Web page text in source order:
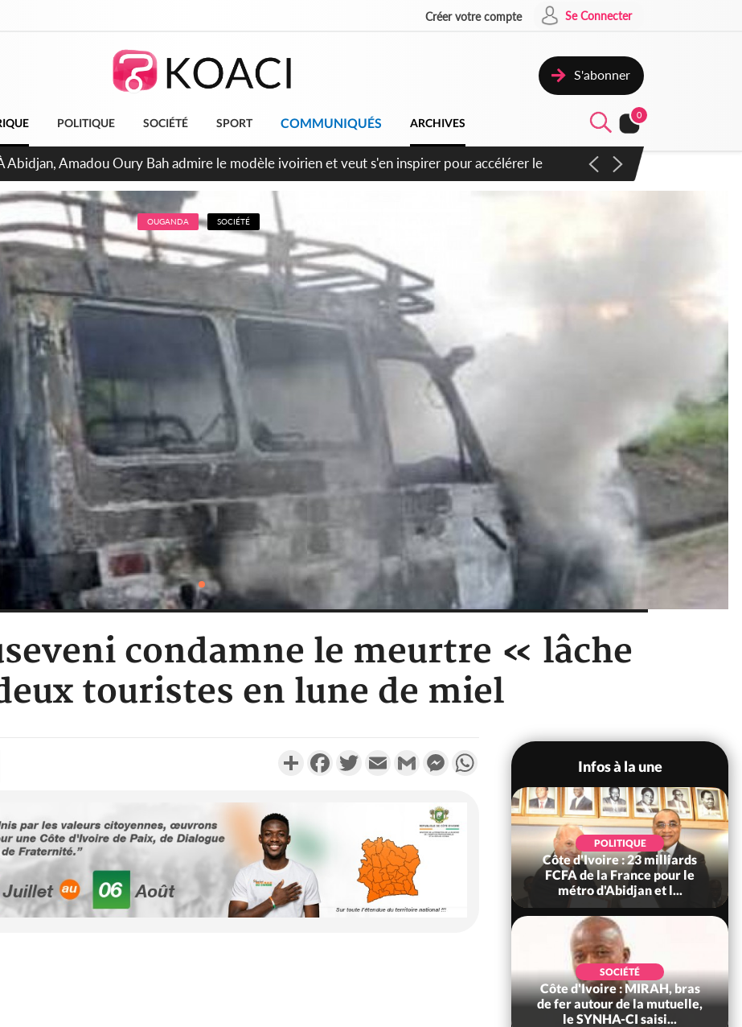
Créer votre compte Se Connecter
S'abonner
POLITIQUE SOCIÉTÉ SPORT COMMUNIQUÉS ARCHIVES
0
milliards FCFA de la France pour le métro d'Abidjan et les Agoras : un nouveau coup
projets structurants
OUGANDA SOCIÉTÉ
condamne le meurtre « lâche
touristes en lune de miel
PartagerFacebookTwitterEmail Gmail MessengerWhatsApp
Infos à la une
POLITIQUE
Côte d'Ivoire : Décrispation ?
Mamadou Traoré ex
conseiller de Soro a recou...
POLITIQUE
Côte d'Ivoire : 23 milliards
FCFA de la France pour le
métro d'Abidjan et l...
SOCIÉTÉ
Côte d'Ivoire : MIRAH, bras
de fer autour de la mutuelle,
le SYNHA-CI saisi...